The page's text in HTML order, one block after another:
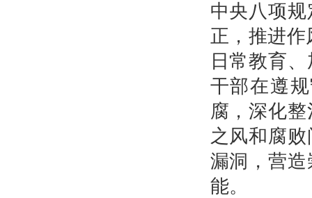
中央八项
正，推进
日常教育
干部在遵
腐，深化
之风和腐
漏洞，营
能。